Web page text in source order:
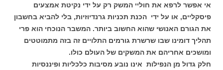
אי אפשר לרפא את חוליי המשק רק על ידי נקיטת אמצעים
פיסקליים, או על ידי הכנת תכניות גרנדיוזיות, בלי להביא בחשבון
את הגורם האנושי שהוא החשוב ביותר. המשבר הנוכחי הוא פרי
תהליך דומינו שבו שרשרת גורמים התלויים זה בזה מתמוטטים
ומושכים אחריהם את המשקים של העולם כולו.
חלק גדול מן הנפילות אינו נובע מסיבות כלכליות ופיננסיות